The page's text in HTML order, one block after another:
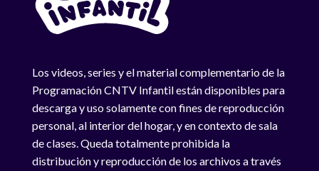
Los videos, series y el material complementario de la
Programación CNTV Infantil están disponibles para
descarga y uso solamente con fines de reproducción
personal, al interior del hogar, y en contexto de sala
de clases. Queda totalmente prohibida la
distribución y reproducción de los archivos a través